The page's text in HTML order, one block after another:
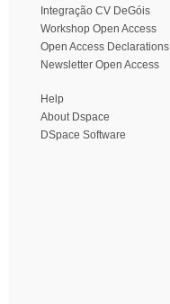
Integração CV DeGóis
Workshop Open Access
Open Access Declarations
Newsletter Open Access
Help
About Dspace
DSpace Software